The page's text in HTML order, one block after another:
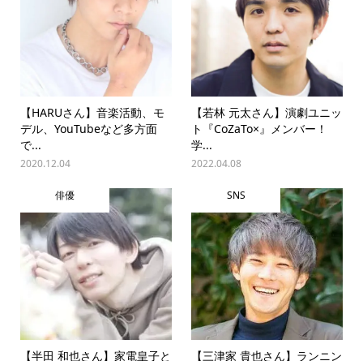
【HARUさん】音楽活動、モ
デル、YouTubeなど多方面
で...
2020.12.04
【若林 元太さん】演劇ユニッ
ト『CoZaTo×』メンバー！
学...
2022.04.08
俳優
【半田 和也さん】家電皇子と
SNS
【三津家 貴也さん】ランニン